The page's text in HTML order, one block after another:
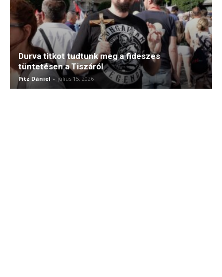
Durva titkot tudtunk meg a fideszes
tüntetésen a Tiszáról
Pitz Dániel - július 15, 2026